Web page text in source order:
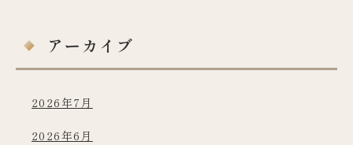
アーカイブ
2026年7月
2026年6月